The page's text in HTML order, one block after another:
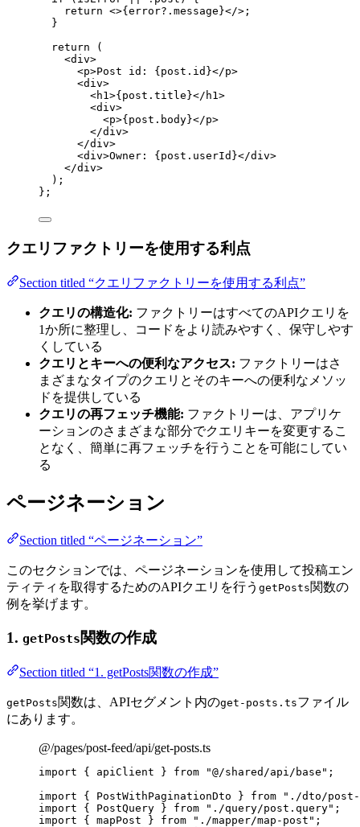
return <>{ error?. message }</> ;
}
return
(
<div>
<p>Post id: { post . id }</p>
<div>
<h1>{ post . title }</ h1>
<div>
<p>{ post . body}</p>
</div>
</div>
<div>Owner: { post . userId }</div>
</div>
) ;
} ;
クエリファクトリーを使用する利点
Section titled “クエリファクトリーを使用する利点”
クエリの構造化: ファクトリーはすべてのAPIクエリを
1か所に整理し、コードをより読みやすく、保守しやす
くしている
クエリとキーへの便利なアクセス: ファクトリーはさ
まざまなタイプのクエリとそのキーへの便利なメソッ
ドを提供している
クエリの再フェッチ機能: ファクトリーは、アプリケ
ーションのさまざまな部分でクエリキーを変更するこ
となく、簡単に再フェッチを行うことを可能にしてい
る
ページネーション
Section titled “ページネーション”
このセクションでは、ページネーションを使用して投稿エン
ティティを取得するためのAPIクエリを行う getPosts関数の
例を挙げます。
1. getPosts関数の作成
Section titled “1. getPosts関数の作成”
getPosts関数は、APIセグメント内のget-posts.tsファイル
にあります。
@/pages/post-feed/api/get-posts.ts
import { apiClient } from "@/shared/api/base " ;
import { PostWithPaginationDto } from " ./dto/
import { PostQuery } from " ./query/post.query" ;
import { mapPost } from " ./mapper/map-post " ;